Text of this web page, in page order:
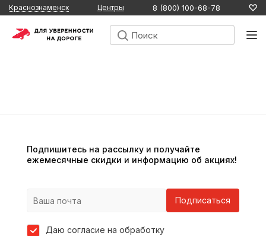
Краснознаменск Центры 8 (800) 100-68-78
Подпишитесь на рассылку и получайте
ежемесячные скидки и информацию об акциях!
Подписаться
Даю согласие на обработку